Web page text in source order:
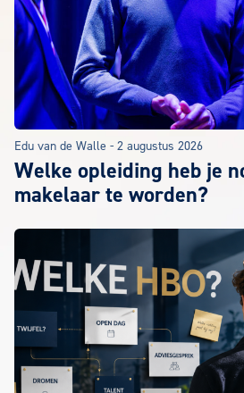
Edu van de Walle - 2 augustus 2026
Welke opleiding heb je
makelaar te worden?